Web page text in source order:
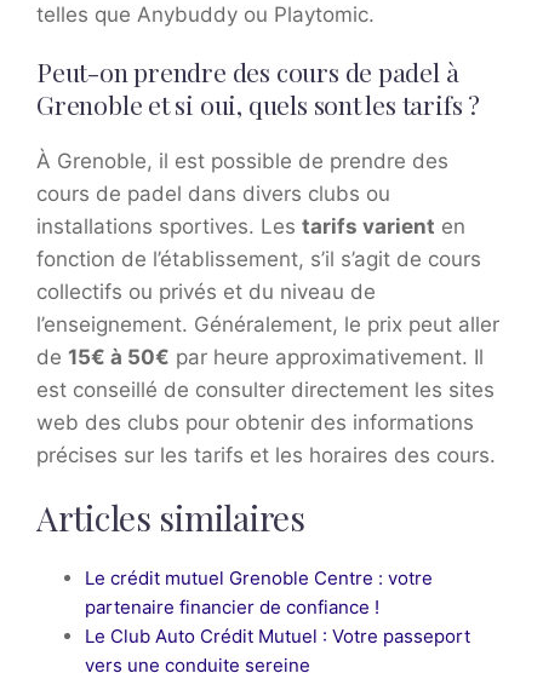
telles que Anybuddy ou Playtomic.
Peut-on prendre des cours de padel à
Grenoble et si oui, quels sont les tarifs ?
À Grenoble, il est possible de prendre des
cours de padel dans divers clubs ou
installations sportives. Les tarifs varient en
fonction de l’établissement, s’il s’agit de cours
collectifs ou privés et du niveau de
l’enseignement. Généralement, le prix peut aller
de 15€ à 50€ par heure approximativement. Il
est conseillé de consulter directement les sites
web des clubs pour obtenir des informations
précises sur les tarifs et les horaires des cours.
Articles similaires
Le crédit mutuel Grenoble Centre : votre
partenaire financier de confiance !
Le Club Auto Crédit Mutuel : Votre passeport
vers une conduite sereine